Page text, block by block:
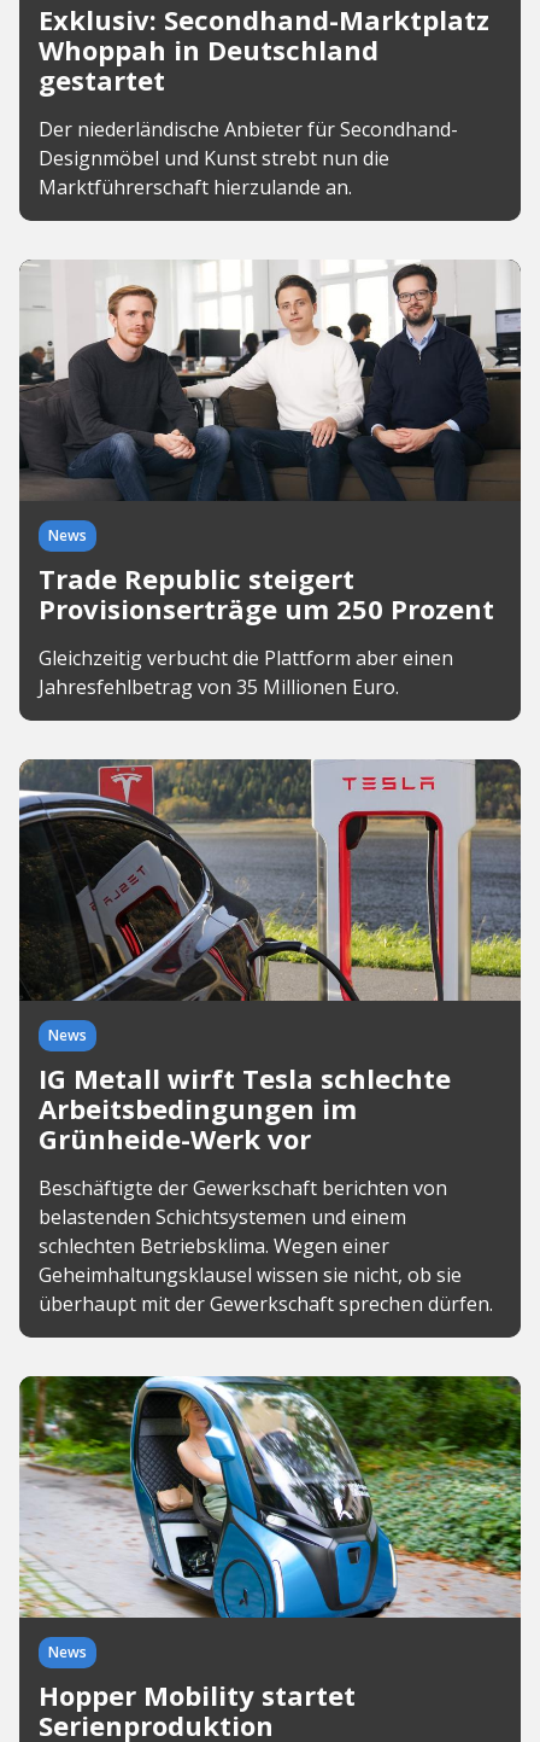
Exklusiv: Secondhand-Marktplatz
Whoppah in Deutschland
gestartet
Der niederländische Anbieter für Secondhand-
Designmöbel und Kunst strebt nun die
Marktführerschaft hierzulande an.
News
Trade Republic steigert
Provisionserträge um 250 Prozent
Gleichzeitig verbucht die Plattform aber einen
Jahresfehlbetrag von 35 Millionen Euro.
News
IG Metall wirft Tesla schlechte
Arbeitsbedingungen im
Grünheide-Werk vor
Beschäftigte der Gewerkschaft berichten von
belastenden Schichtsystemen und einem
schlechten Betriebsklima. Wegen einer
Geheimhaltungsklausel wissen sie nicht, ob sie
überhaupt mit der Gewerkschaft sprechen dürfen.
News
Hopper Mobility startet
Serienproduktion